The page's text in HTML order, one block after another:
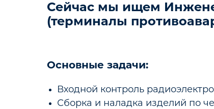
Сейчас мы ищем
(терминалы
Основные задачи:
Входной контроль
Сборка и наладка изделий по